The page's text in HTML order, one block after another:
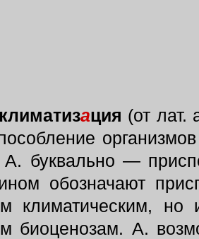
ация (от
А. буквально —
обозначают
климатическим,
биоценозам. А.